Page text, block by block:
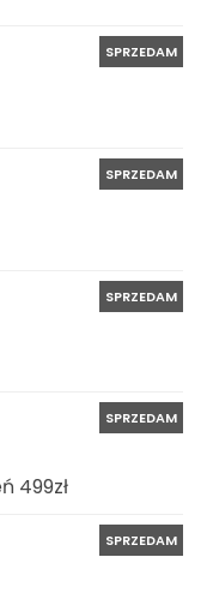
SPRZEDAM
SPRZEDAM
SPRZEDAM
SPRZEDAM
499zł
SPRZEDAM